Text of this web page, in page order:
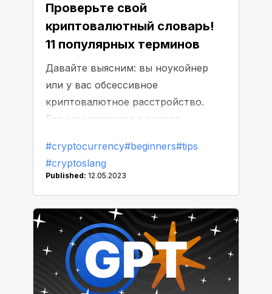
Проверьте свой
криптовалютный словарь!
11 популярных терминов
Давайте выясним: вы ноукойнер
или у вас обсессивное
криптовалютное расстройство.
Если вы впадаете в ступор,
слова и сокращения, не волнуйтесь
— вы не одиноки. Сегодня NC Wallet
#cryptocurrency#beginners#tips
#cryptoslang
Published: 12.05.2023